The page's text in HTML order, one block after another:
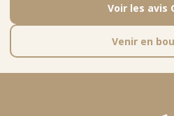
Voir les avis
Venir en